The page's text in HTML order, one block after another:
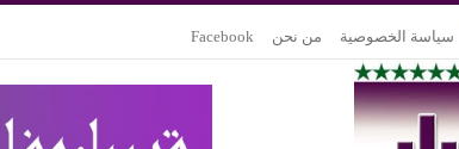
سياسة الخصوصية من نحن Facebook